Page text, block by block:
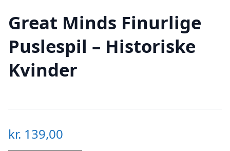
Great Minds Finurlige
Puslespil – Historiske
Kvinder
kr. 139,00